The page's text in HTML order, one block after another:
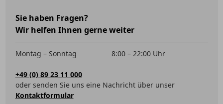
Sie haben Fragen?
Wir helfen Ihnen gerne weiter
Montag – Sonntag 8:00 – 22:00 Uhr
+49 (0) 89 23 11 000
oder senden Sie uns eine Nachricht über unser
Kontaktformular